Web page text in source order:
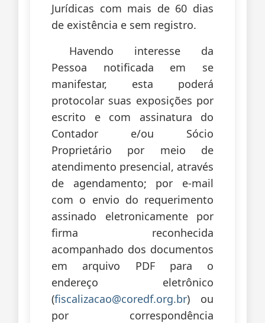
Jurídicas com mais de 60 dias
de existência e sem registro.
Havendo interesse da
Pessoa notificada em se
manifestar, esta poderá
protocolar suas exposições por
escrito e com assinatura do
Contador e/ou Sócio
Proprietário por meio de
atendimento presencial, através
de agendamento; por e-mail
com o envio do requerimento
assinado eletronicamente por
firma reconhecida
acompanhado dos documentos
em arquivo PDF para o
endereço eletrônico
(fiscalizacao@coredf.org.br) ou
por correspondência